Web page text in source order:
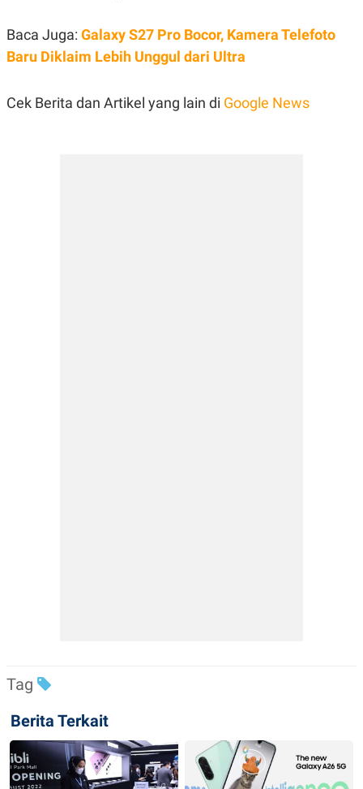
Baca Juga: Galaxy S27 Pro Bocor, Kamera Telefoto
Baru Diklaim Lebih Unggul dari Ultra
Cek Berita dan Artikel yang lain di Google News
Tag
Berita Terkait